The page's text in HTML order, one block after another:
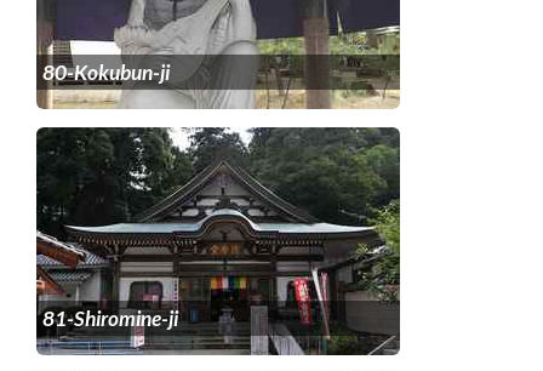
80-Kokubun-ji
81-Shiromine-ji